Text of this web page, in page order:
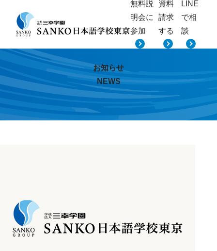
無料説
明会に
参加
資料
請求
する
LINE
で相
談
お知らせ
NEWS